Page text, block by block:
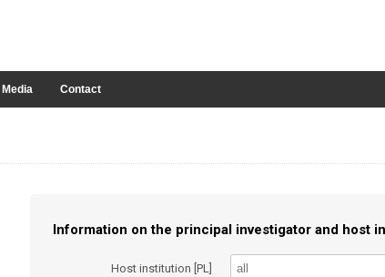
Media Contact
Information on the principal investigator and host
Host institution [PL]